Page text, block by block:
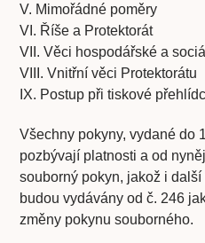
V. Mimořádné poměry
VI. Říše a Protektorát
VII. Věci hospodářské a
VIII. Vnitřní věci Protektorátu
IX. Postup při tiskové
Všechny pokyny, vydané do
pozbývají platnosti a od
souborný pokyn, jakož i
budou vydávány od č. 246
změny pokynu souborného.